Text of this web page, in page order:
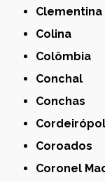
Clementina
Colina
Colômbia
Conchal
Conchas
Coroados
Coronel